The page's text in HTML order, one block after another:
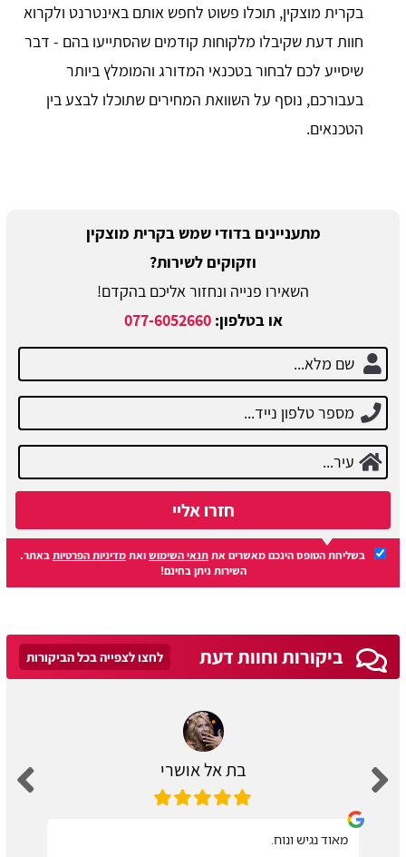
בקרית מוצקין, תוכלו פשוט לחפש אותם באינטרנט ולקרוא
חוות דעת שקיבלו מלקוחות קודמים שהסתייעו בהם - דבר
שיסייע לכם לבחור בטכנאי המדורג והמומלץ ביותר
בעבורכם, נוסף על השוואת המחירים שתוכלו לבצע בין
הטכנאים.
מתעניינים בדודי שמש בקרית מוצקין
וזקוקים לשירות?
השאירו פנייה ונחזור אליכם בהקדם!
או בטלפון:077-6052660
חזרו אליי
בשליחת הטופס הינכם מאשרים אתתנאי השימושואתמדיניות הפרטיותבאתר.
השירות ניתן בחינם!
ביקורות וחוות דעת לחצו לצפייה בכל הביקורות
בת אל אושרי
מאוד נגיש ונוח.